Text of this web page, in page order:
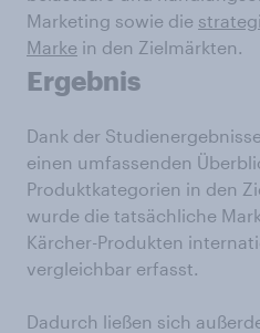
Marketing sowie die
Marke in den Zielmärkten.
Ergebnis
Dank der
einen umfassenden
Produktkategorien in den
wurde die tatsächliche
Kärcher-Produkten
vergleichbar erfasst.
Dadurch ließen sich